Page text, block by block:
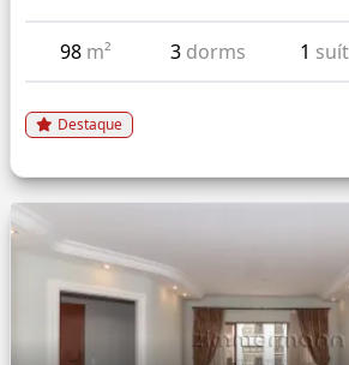
98 m² 3 dorms 1
Destaque